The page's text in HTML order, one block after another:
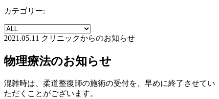
カテゴリー:
2021.05.11 クリニックからのお知らせ
物理療法のお知らせ
混雑時は、柔道整復師の施術の受付を、早めに終了させてい
ただくことがございます。